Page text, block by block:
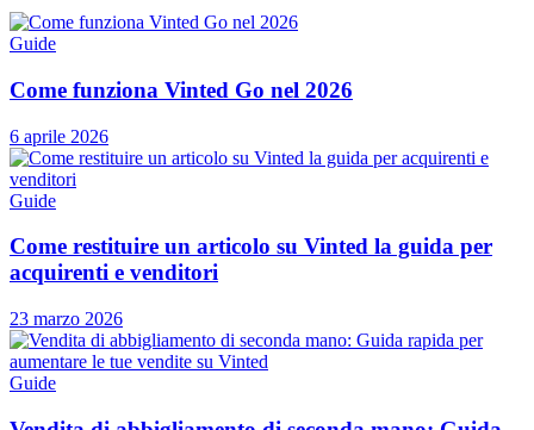
Guide
Come funziona Vinted Go nel 2026
6 aprile 2026
Guide
Come restituire un articolo su Vinted la guida per
acquirenti e venditori
23 marzo 2026
Guide